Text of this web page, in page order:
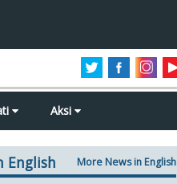
Aksi
English More News in English